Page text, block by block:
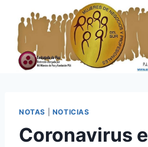
contenido
NOTAS NOTICIAS
Coronavirus